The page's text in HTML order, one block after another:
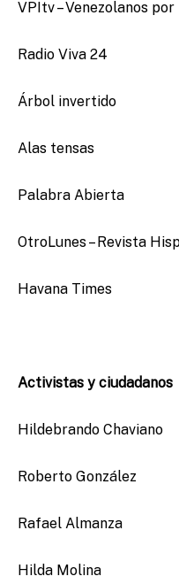
VPItv – Venezolanos
Radio Viva 24
Árbol invertido
Alas tensas
Palabra Abierta
OtroLunes – Revista
Havana Times
Activistas y ciudadanos
Hildebrando Chaviano
Roberto González
Rafael Almanza
Hilda Molina